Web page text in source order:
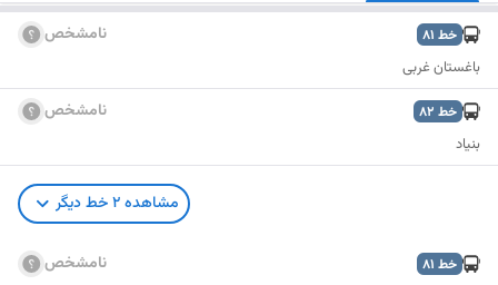
خط 81 نامشخص
باغستان غربی
خط 82 نامشخص
بنیاد
مشاهده2خط دیگر
خط 81 نامشخص